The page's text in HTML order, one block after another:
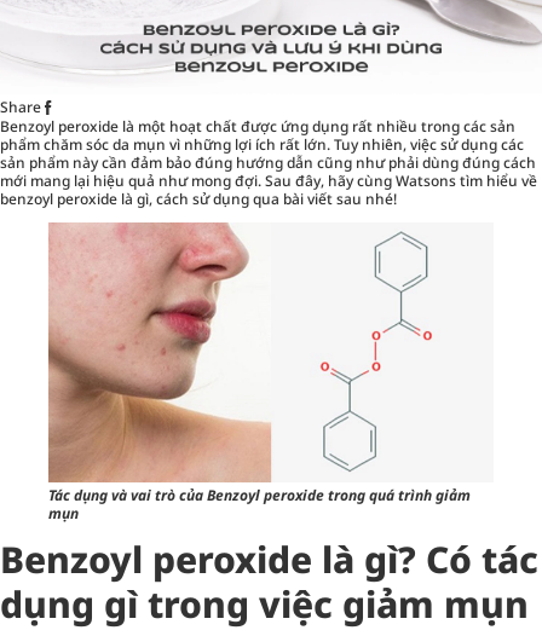
Share
Benzoyl peroxide là một hoạt chất được ứng dụng rất nhiều trongcác sản
phẩm chăm sóc da mụn vì những lợi ích rất lớn. Tuy nhiên, việc sử dụng các
sản phẩm này cần đảm bảo đúng hướng dẫn cũng như phải dùng đúng cách
mới mang lại hiệu quả như mong đợi. Sau đây, hãy cùng Watsons tìm hiểu về
benzoyl peroxide là gì, cách sử dụng qua bài viết sau nhé!
Tác dụng và vai trò của Benzoyl peroxide trong quá trình giảm
mụn
Benzoyl peroxide là gì? Có tác
dụng gì trong việc giảm mụn